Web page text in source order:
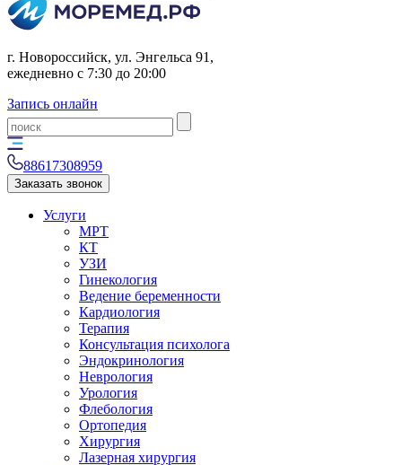
г. Новороссийск, ул. Энгельса 91,
ежедневно с 7:30 до 20:00
Запись онлайн
88617308959
Заказать звонок
Услуги
МРТ
КТ
УЗИ
Гинекология
Ведение беременности
Кардиология
Терапия
Консультация психолога
Эндокринология
Неврология
Урология
Флебология
Ортопедия
Хирургия
Лазерная хирургия